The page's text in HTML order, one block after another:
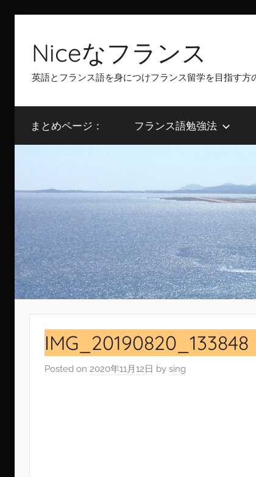
contentNiceなフランス
英語とフランス語を身につけフランス留学を目指す方
まとめページ： フランス語勉強法
IMG_20190820_133848
Posted on 2020年11月12日 by sing